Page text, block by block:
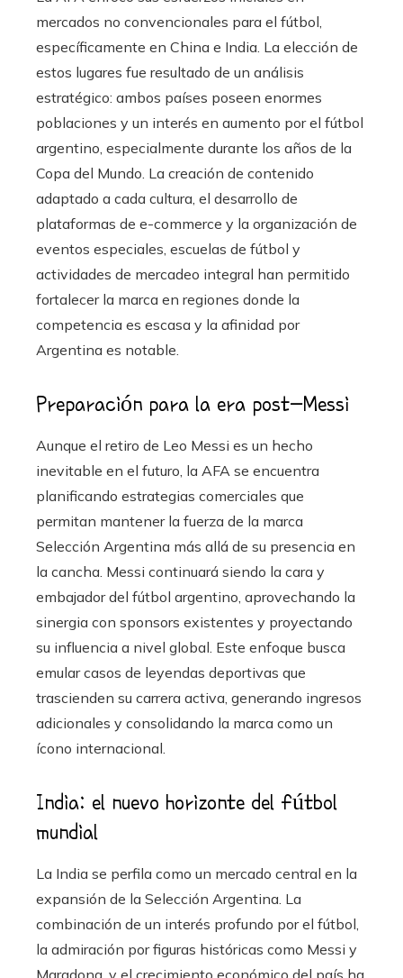
mercados no convencionales para el fútbol,
específicamente en China e India. La elección de
estos lugares fue resultado de un análisis
estratégico: ambos países poseen enormes
poblaciones y un interés en aumento por el fútbol
argentino, especialmente durante los años de la
Copa del Mundo. La creación de contenido
adaptado a cada cultura, el desarrollo de
plataformas de e-commerce y la organización de
eventos especiales, escuelas de fútbol y
actividades de mercadeo integral han permitido
fortalecer la marca en regiones donde la
competencia es escasa y la afinidad por
Argentina es notable.
Preparación para la era post-Messi
Aunque el retiro de Leo Messi es un hecho
inevitable en el futuro, la AFA se encuentra
planificando estrategias comerciales que
permitan mantener la fuerza de la marca
Selección Argentina más allá de su presencia en
la cancha. Messi continuará siendo la cara y
embajador del fútbol argentino, aprovechando la
sinergia con sponsors existentes y proyectando
su influencia a nivel global. Este enfoque busca
emular casos de leyendas deportivas que
trascienden su carrera activa, generando ingresos
adicionales y consolidando la marca como un
ícono internacional.
India: el nuevo horizonte del fútbol
mundial
La India se perfila como un mercado central en la
expansión de la Selección Argentina. La
combinación de un interés profundo por el fútbol,
la admiración por figuras históricas como Messi y
Maradona, y el crecimiento económico del país ha